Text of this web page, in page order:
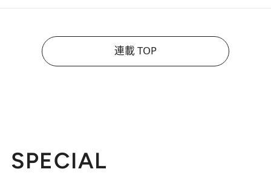
連載 TOP
SPECIAL